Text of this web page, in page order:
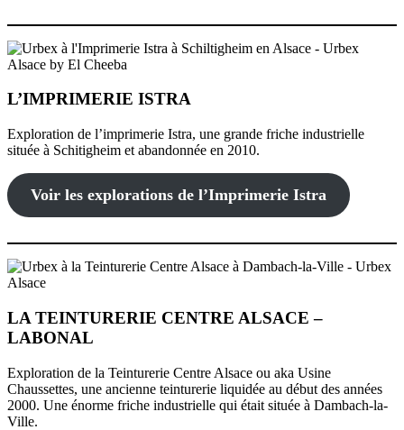
L’IMPRIMERIE ISTRA
Exploration de l’imprimerie Istra, une grande friche industrielle
située à Schitigheim et abandonnée en 2010.
Voir les explorations de l’Imprimerie Istra
LA TEINTURERIE CENTRE ALSACE –
LABONAL
Exploration de la Teinturerie Centre Alsace ou aka Usine
Chaussettes, une ancienne teinturerie liquidée au début des années
2000. Une énorme friche industrielle qui était située à Dambach-la-
Ville.